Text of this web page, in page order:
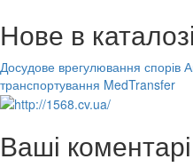
Нове в каталозі
Досудове врегулювання спорів
транспортування MedTransfer
Ваші коментарі